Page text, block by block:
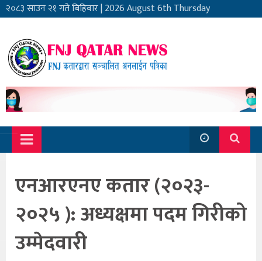
२०८३ साउन २१ गते बिहिवार|2026 August 6th Thursday
एनआरएनए कतार (२०२३-
२०२५ ): अध्यक्षमा पदम गिरीको
उम्मेदवारी